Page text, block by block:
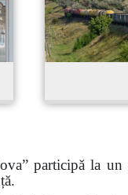
participă la